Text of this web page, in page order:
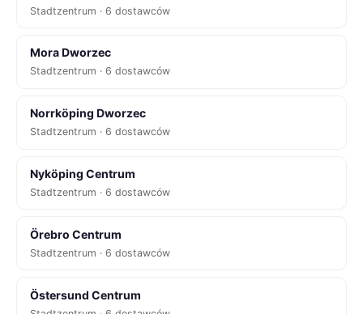
Stadtzentrum · 6 dostawców
Mora Dworzec
Stadtzentrum · 6 dostawców
Norrköping Dworzec
Stadtzentrum · 6 dostawców
Nyköping Centrum
Stadtzentrum · 6 dostawców
Örebro Centrum
Stadtzentrum · 6 dostawców
Östersund Centrum